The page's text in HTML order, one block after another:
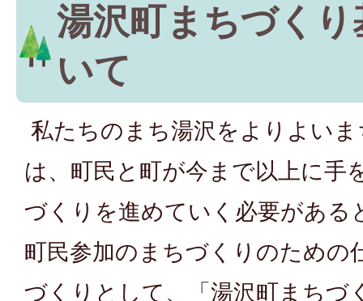
湯沢町まちづく
いて
私たちのまち湯沢をよりよい
は、町民と町が今まで以上に手
づくりを進めていく必要がある
町民参加のまちづくりのための
づくりとして、「湯沢町まちづ